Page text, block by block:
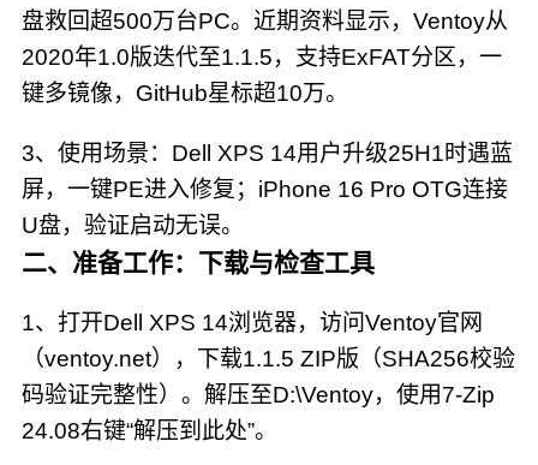
盘救回超500万台PC。近期资料显示，Ventoy从
2020年1.0版迭代至1.1.5，支持ExFAT分区，一
键多镜像，GitHub星标超10万。
3、使用场景：Dell XPS 14用户升级25H1时遇蓝
屏，一键PE进入修复；iPhone 16 Pro OTG连接
U盘，验证启动无误。
二、准备工作：下载与检查工具
1、打开Dell XPS 14浏览器，访问Ventoy官网
（ventoy.net），下载1.1.5 ZIP版（SHA256校验
码验证完整性）。解压至D:\Ventoy，使用7-Zip
24.08右键“解压到此处”。